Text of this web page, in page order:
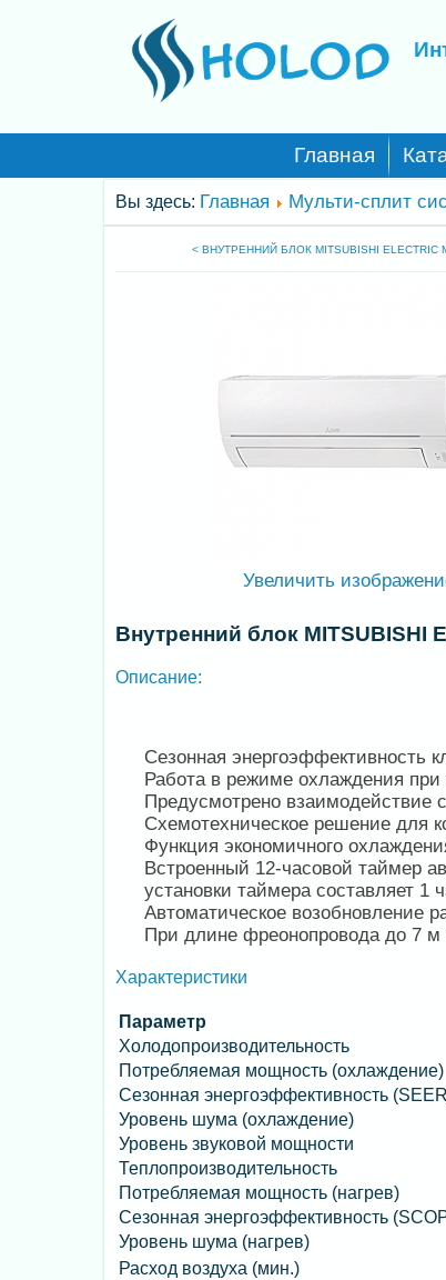
Главная
Вы здесь: Главная Мульти-сплит
< ВНУТРЕННИЙ БЛОК MITSUBISHI ELECTRIC
Увеличить
Внутренний блок MITSUBISHI
Описание:
Сезонная энергоэффективность
Работа в режиме охлаждения при
Предусмотрено взаимодействие
Схемотехническое решение для
Функция экономичного
Встроенный 12-часовой таймер
установки таймера составляет 1
Автоматическое возобновление
При длине фреонопровода до 7 м
Характеристики
Параметр
Холодопроизводительность
Потребляемая мощность (охлаждение)
Сезонная энергоэффективность
Уровень шума (охлаждение)
Уровень звуковой мощности
Теплопроизводительность
Потребляемая мощность (нагрев)
Сезонная энергоэффективность
Уровень шума (нагрев)
Расход воздуха (мин.)